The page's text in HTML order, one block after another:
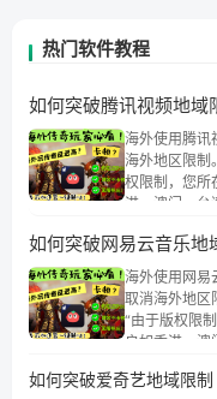
热门软件教程
如何突破腾讯视频地域
海外使用腾讯
海外地区限制。 当在海外打开腾讯视频，却突然弹出“由
权限制，您所在的
港、澳门、台
权限制问题，且仅
朋友们，使用
讯视频地区版
湾、美国、加
学、定居等
如何突破网易云音乐地
海外使用网易
取消海外地区限制。 当在海外打开网易云
“由于版权限制
户如香港、
地区及版权限制
如何突破爱奇艺地域限制